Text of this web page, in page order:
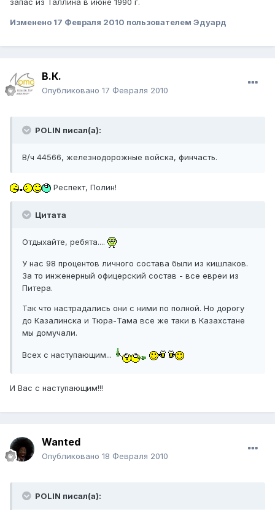
Изменено 17 Февраля 2010 пользователем Эдуард
В.К.
Опубликовано 17 Февраля 2010
POLIN писал(а):
В/ч 44566, железнодорожные войска, финчасть.
Респект, Полин!
Цитата
Отдыхайте, ребята....
У нас 98 процентов личного состава были из кишлаков.
За то инженерный офицерский состав - все евреи из
Питера.
Так что настрадались они с ними по полной. Но дорогу
до Казалинска и Тюра-Тама все же таки в Казахстане
мы домучали.
Всех с наступающим...
И Вас с наступающим!!!
Wanted
Опубликовано 18 Февраля 2010
POLIN писал(а):